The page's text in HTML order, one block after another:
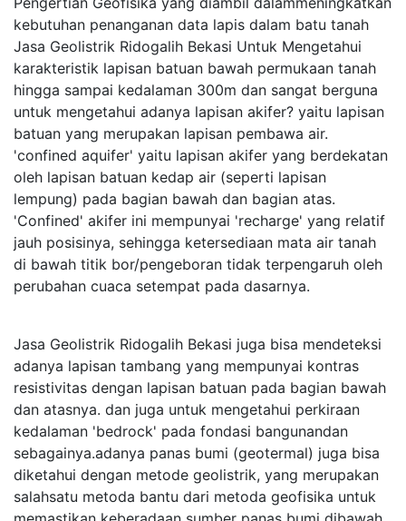
kebutuhan penanganan data lapis dalam batu tanah
Jasa Geolistrik Ridogalih Bekasi Untuk Mengetahui
karakteristik lapisan batuan bawah permukaan tanah
hingga sampai kedalaman 300m dan sangat berguna
untuk mengetahui adanya lapisan akifer? yaitu lapisan
batuan yang merupakan lapisan pembawa air.
'confined aquifer' yaitu lapisan akifer yang berdekatan
oleh lapisan batuan kedap air (seperti lapisan
lempung) pada bagian bawah dan bagian atas.
'Confined' akifer ini mempunyai 'recharge' yang relatif
jauh posisinya, sehingga ketersediaan mata air tanah
di bawah titik bor/pengeboran tidak terpengaruh oleh
perubahan cuaca setempat pada dasarnya.
Jasa Geolistrik Ridogalih Bekasi juga bisa mendeteksi
adanya lapisan tambang yang mempunyai kontras
resistivitas dengan lapisan batuan pada bagian bawah
dan atasnya. dan juga untuk mengetahui perkiraan
kedalaman 'bedrock' pada fondasi bangunandan
sebagainya.adanya panas bumi (geotermal) juga bisa
diketahui dengan metode geolistrik, yang merupakan
salahsatu metoda bantu dari metoda geofisika untuk